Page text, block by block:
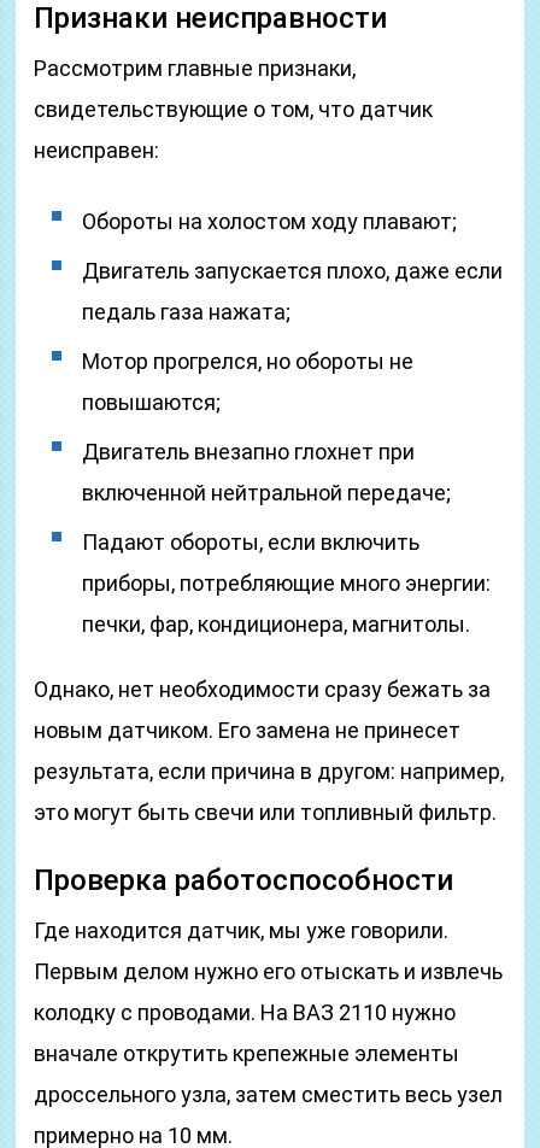
Признаки неисправности
Рассмотрим главные признаки,
свидетельствующие о том, что датчик
неисправен:
Обороты на холостом ходу плавают;
Двигатель запускается плохо, даже если
педаль газа нажата;
Мотор прогрелся, но обороты не
повышаются;
Двигатель внезапно глохнет при
включенной нейтральной передаче;
Падают обороты, если включить
приборы, потребляющие много энергии:
печки, фар, кондиционера, магнитолы.
Однако, нет необходимости сразу бежать за
новым датчиком. Его замена не принесет
результата, если причина в другом: например,
это могут быть свечи или топливный фильтр.
Проверка работоспособности
Где находится датчик, мы уже говорили.
Первым делом нужно его отыскать и извлечь
колодку с проводами. На ВАЗ 2110 нужно
вначале открутить крепежные элементы
дроссельного узла, затем сместить весь узел
примерно на 10 мм.